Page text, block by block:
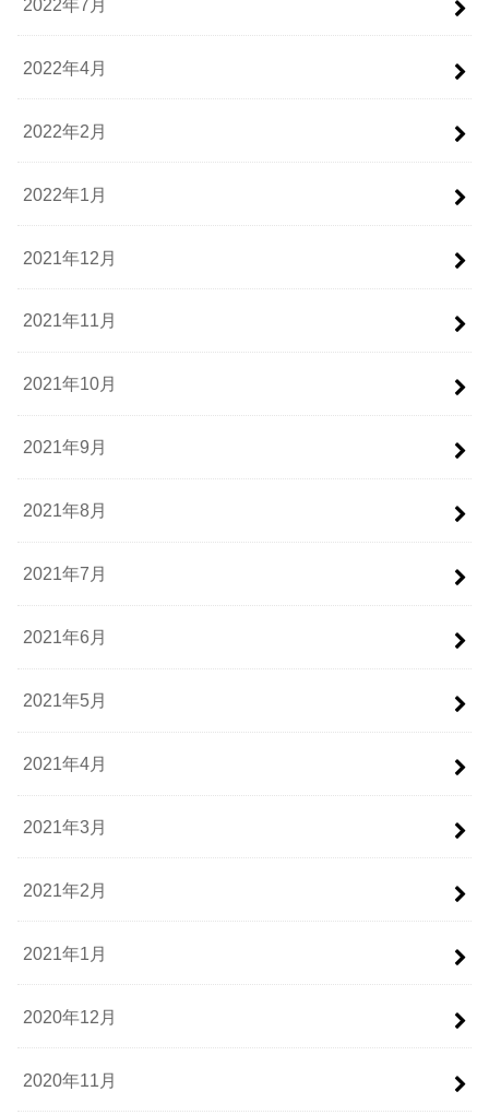
2022年7月
2022年4月
2022年2月
2022年1月
2021年12月
2021年11月
2021年10月
2021年9月
2021年8月
2021年7月
2021年6月
2021年5月
2021年4月
2021年3月
2021年2月
2021年1月
2020年12月
2020年11月